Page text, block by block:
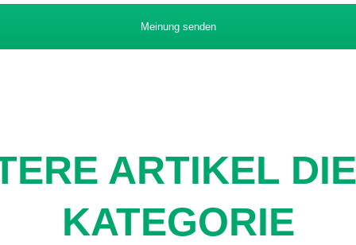
Meinung senden
ARTIKEL
KATEGORIE